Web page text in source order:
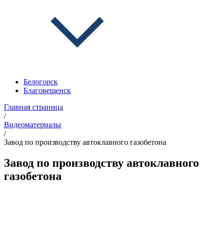
Белогорск
Благовещенск
Главная страница
/
Видеоматериалы
/
Завод по производству автоклавного газобетона
Завод по производству автоклавного
газобетона